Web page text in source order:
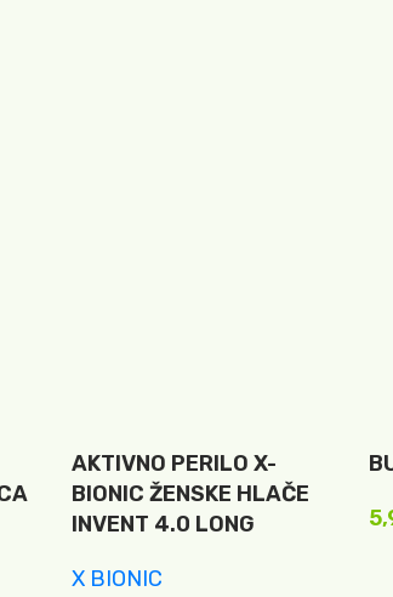
AKTIVNO PERILO X-
BIONIC ŽENSKE HLAČE
INVENT 4.0 LONG
X BIONIC